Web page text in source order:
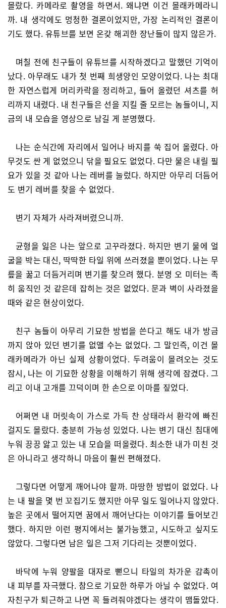
몰랐다. 카메라로 촬영을 하면서. 왜냐면 이건 몰래카메라니
까. 내 생각에도 멍청한 결론이었지만, 가장 논리적인 결론이
기도 했다. 유튜브를 보면 온갖 해괴한 장난들이 많지 않은가.
며칠 전에 친구들이 유튜브를 시작하겠다고 말했던 기억이
났다. 아무래도 내가 첫 번째 희생양인 모양이었다. 나는 최대
한 자연스럽게 머리카락을 정리하고, 들어 올렸던 셔츠를 허
리까지 내렸다. 내 친구들은 선을 지킬 줄 모르는 놈들이니, 지
금의 내 모습을 영상으로 남길 게 분명했다.
나는 순식간에 자리에서 일어나 바지를 쑥 집어 올렸다. 아
무것도 싼 게 없었으니 닦을 필요도 없었다. 다만 물은 내릴 필
요가 있을 것 같아 나는 레버를 눌렀다. 하지만 아무리 더듬어
도 변기 레버를 찾을 수 없었다.
변기 자체가 사라져버렸으니까.
균형을 잃은 나는 앞으로 고꾸라졌다. 하지만 변기 물에 얼
굴을 박는 대신, 딱딱한 타일 위에 쓰러졌을 뿐이었다. 나는 무
릎을 꿇고 더듬거리며 변기를 찾으려 했다. 분명 오 미터는 족
히 움직인 것 같은데 잡히는 것은 없었다. 문과 벽이 사라졌을
때와 같은 현상이었다.
친구 놈들이 아무리 기묘한 방법을 쓴다고 해도 내가 방금
까지 앉아 있던 변기를 없앨 수는 없었다. 그 말인즉, 이건 몰
래카메라가 아닌 실제 상황이었다. 두려움이 몰려오는 것도
잠시, 나는 이 기묘한 상황을 이해하기 위해 생각에 잠겼다. 그
리고 이내 고개를 끄덕이며 한 손으로 이마를 짚었다.
어쩌면 내 머릿속이 가스로 가득 찬 상태라서 환각에 빠진
걸지도 몰랐다. 충분히 가능성 있었다. 나는 변기 대신 침대에
누워 끙끙 앓고 있는 내 모습을 떠올렸다. 최소한 내가 미친 것
은 아니라고 생각하니 마음이 훨씬 편해졌다.
그렇다면 어떻게 깨어나야 할까. 마땅한 방법이 없었다. 나
는 내 팔을 몇 번 꼬집기도 했지만 아무 일도 일어나지 않았다.
높은 곳에서 떨어지면 꿈에서 깨어난다는 이야기를 들어보긴
했다. 하지만 이런 평지에서는 불가능했고, 시도하고 싶지도
않았다. 그렇다면 남은 일은 그저 기다리는 것뿐이었다.
바닥에 누워 양팔을 대자로 뻗으니 타일의 차가운 감촉이
내 피부를 자극했다. 참으로 기묘한 하루가 아닐 수 없었다. 여
자친구가 퇴근하고 나면 꼭 들려줘야겠다는 생각이 맴돌았다.